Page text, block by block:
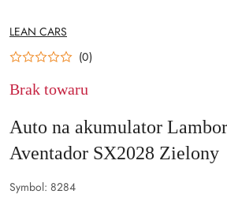
NAZWA
PRODUCENTA:
LEAN CARS
(0)
Brak towaru
Auto na akumulator
Aventador SX2028 Zielony
Symbol: 8284